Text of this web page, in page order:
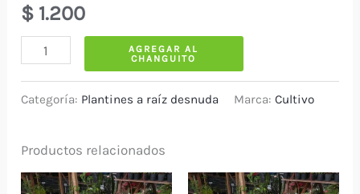
$ 1.200
Puerro
raíz
(pack
de
AGREGAR AL
CHANGUITO
Categoría: Plantines a raíz desnuda Marca:Cultivo
Productos relacionados